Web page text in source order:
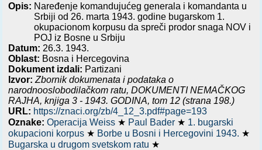
Opis: Naređenje komandujućeg generala i komandanta u
Srbiji od 26. marta 1943. godine bugarskom 1.
okupacionom korpusu da spreči prodor snaga NOV i
POJ iz Bosne u Srbiju
Datum: 26.3. 1943.
Oblast: Bosna i Hercegovina
Dokument izdali: Partizani
Izvor: Zbornik dokumenata i podataka o
narodnooslobodilačkom ratu,DOKUMENTI NEMAČKOG
RAJHA, knjiga 3 - 1943. GODINA, tom 12 (strana 198.)
URL: https://znaci.org/zb/4_12_3.pdf#page=193
Oznake:Operacija Weiss ★ Paul Bader ★ 1. bugarski
okupacioni korpus ★ Borbe u Bosni i Hercegovini 1943. ★
Bugarska u drugom svetskom ratu ★